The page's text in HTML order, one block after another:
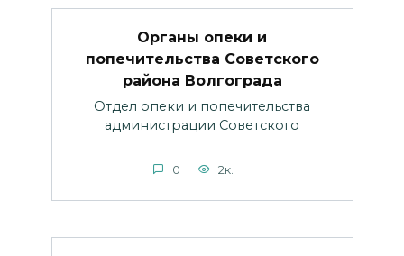
Органы опеки и
попечительства Советского
района Волгограда
Отдел опеки и попечительства
администрации Советского
0 2к.